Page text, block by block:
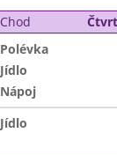
Chod
Polévka
Jídlo
Nápoj
Jídlo